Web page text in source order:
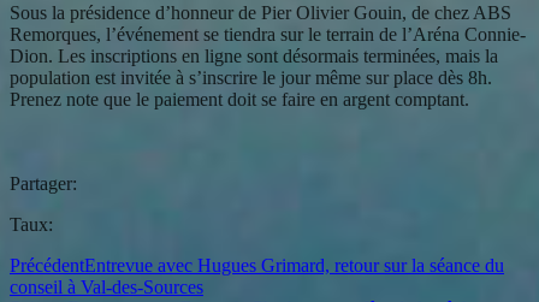
Sous la présidence d’honneur de Pier Olivier Gouin, de chez ABS
Remorques, l’événement se tiendra sur le terrain de l’Aréna Connie-
Dion. Les inscriptions en ligne sont désormais terminées, mais la
population est invitée à s’inscrire le jour même sur place dès 8h.
Prenez note que le paiement doit se faire en argent comptant.
Partager:
Taux:
PrécédentEntrevue avec Hugues Grimard, retour sur la séance du
conseil à Val-des-Sources